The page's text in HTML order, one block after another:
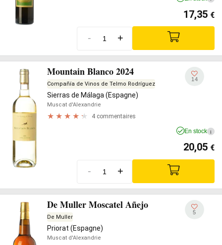
17,35 €
- +
Mountain Blanco 2024
Compañía de Vinos de Telmo Rodríguez
Sierras de Málaga (Espagne)
Muscat d'Alexandrie
4 commentaires
14
En stock i
20,05 €
- +
De Muller Moscatel Añejo
De Muller
Priorat (Espagne)
Muscat d'Alexandrie
5